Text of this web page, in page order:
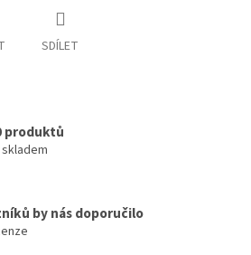
SDÍLET
produktů
by nás doporučilo